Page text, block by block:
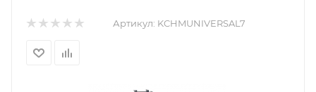
Артикул: KCHMUNIVERSAL7